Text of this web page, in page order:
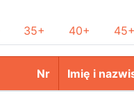
35+ 40+ 45+
Nr Imię i